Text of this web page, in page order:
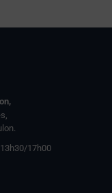
17h00